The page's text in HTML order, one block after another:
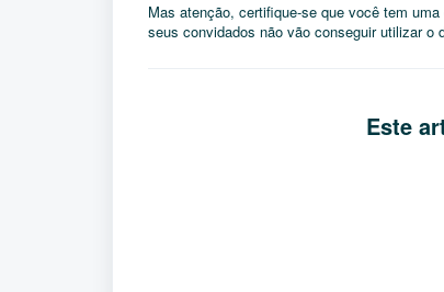
Mas atenção, certifique-se que você tem
seus convidados não vão conseguir utilizar o
Este